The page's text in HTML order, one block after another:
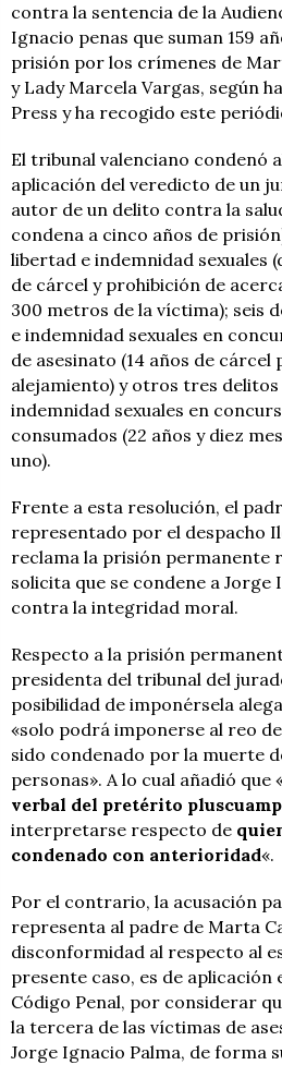
contra la sentencia de la
Ignacio penas que suman 159
prisión por los crímenes de
y Lady Marcela Vargas, según
Press y ha recogido este
El tribunal valenciano condenó
aplicación del veredicto de un
autor de un delito contra la
condena a cinco años de
libertad e indemnidad sexuales
de cárcel y prohibición de
300 metros de la víctima); seis
e indemnidad sexuales en
de asesinato (14 años de cárcel
alejamiento) y otros tres
indemnidad sexuales en
consumados (22 años y diez
uno).
Frente a esta resolución, el
representado por el despacho
reclama la prisión permanente
solicita que se condene a
contra la integridad moral.
Respecto a la prisión
presidenta del tribunal del
posibilidad de imponérsela
«solo podrá imponerse al reo
sido condenado por la muerte
personas». A lo cual añadió que
verbal del pretérito
interpretarse respecto de
condenado con anterioridad«.
Por el contrario, la acusación
representa al padre de Marta
disconformidad al respecto al
presente caso, es de aplicación
Código Penal, por considerar
la tercera de las víctimas de
Jorge Ignacio Palma, de forma